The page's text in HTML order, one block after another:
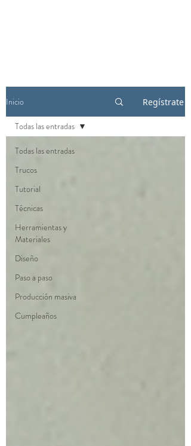
Inicio Regístrate
Todas las entradas
Trucos
Tutorial
Técnicas
Herramientas y
Materiales
Diseño
Paso a paso
Producción masiva
Cumpleaños
Todas las entradas